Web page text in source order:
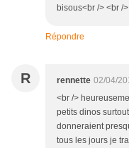
bisous<br /> <br /
Répondre
R rennette 02/04/
<br />
petits dinos
donneraient
tous les jours je